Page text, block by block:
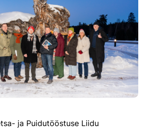
ja Puidutööstuse Liidu